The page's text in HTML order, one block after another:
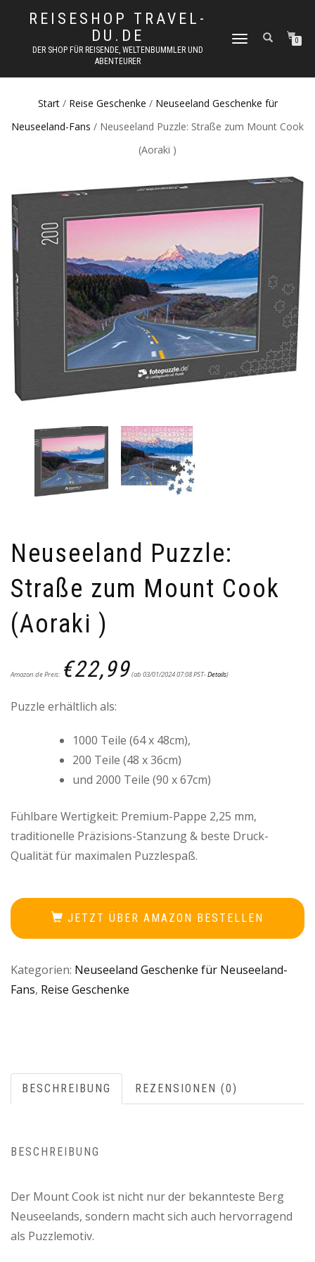
REISESHOP TRAVEL-
DU.DE
DER SHOP FÜR REISENDE, WELTENBUMMLER UND
ABENTEURER
NAVIGATION
0
Start/ Reise Geschenke / Neuseeland Geschenke für
Neuseeland-Fans / Neuseeland Puzzle: Straße zum Mount Cook
(Aoraki )
Neuseeland Puzzle:
Straße zum Mount Cook
(Aoraki )
Amazon.de Preis: €22,99(ab 03/01/2024 07:08 PST-Details)
Puzzle erhältlich als:
1000 Teile (64 x 48cm),
200 Teile (48 x 36cm)
und 2000 Teile (90 x 67cm)
Fühlbare Wertigkeit: Premium-Pappe 2,25 mm,
traditionelle Präzisions-Stanzung & beste Druck-
Qualität für maximalen Puzzlespaß.
JETZT ÜBER AMAZON BESTELLEN
Kategorien: Neuseeland Geschenke für Neuseeland-
Fans, Reise Geschenke
BESCHREIBUNG REZENSIONEN (0)
BESCHREIBUNG
Der Mount Cook ist nicht nur der bekannteste Berg
Neuseelands, sondern macht sich auch hervorragend
als Puzzlemotiv.